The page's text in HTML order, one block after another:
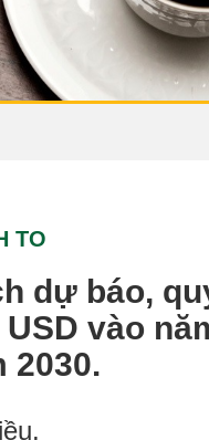
TO
dự báo,
vào
2030.